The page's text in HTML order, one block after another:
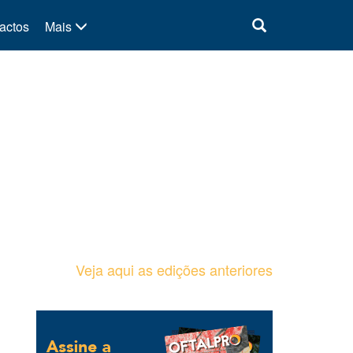
Mais
Veja aqui as edições anteriores